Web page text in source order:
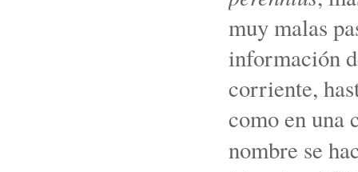
muy malas
información
corriente,
como en una
nombre se